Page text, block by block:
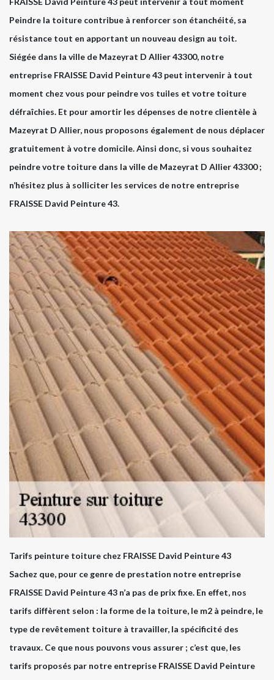
Peindre la toiture contribue à renforcer son étanchéité, sa
résistance tout en apportant un nouveau design au toit.
Siégée dans la ville de Mazeyrat D Allier 43300, notre
entreprise FRAISSE David Peinture 43 peut intervenir à tout
moment chez vous pour peindre vos tuiles et votre toiture
défraîchies. Et pour amortir les dépenses de notre clientèle à
Mazeyrat D Allier, nous proposons également de nous déplacer
gratuitement à votre domicile. Ainsi donc, si vous souhaitez
peindre votre toiture dans la ville de Mazeyrat D Allier 43300 ;
n’hésitez plus à solliciter les services de notre entreprise
FRAISSE David Peinture 43.
Tarifs peinture toiture chez FRAISSE David Peinture 43
Sachez que, pour ce genre de prestation notre entreprise
FRAISSE David Peinture 43 n’a pas de prix fixe. En effet, nos
tarifs diffèrent selon : la forme de la toiture, le m2 à peindre, le
type de revêtement toiture à travailler, la spécificité des
travaux. Ce que nous pouvons vous assurer ; c’est que, les
tarifs proposés par notre entreprise FRAISSE David Peinture